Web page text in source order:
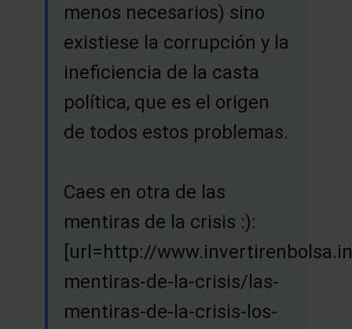
menos necesarios) sino
existiese la corrupción y la
ineficiencia de la casta
política, que es el origen
de todos estos problemas.
Caes en otra de las
mentiras de la crisis :):
[url=http://
mentiras-de-la-crisis/las-
mentiras-de-la-crisis-los-